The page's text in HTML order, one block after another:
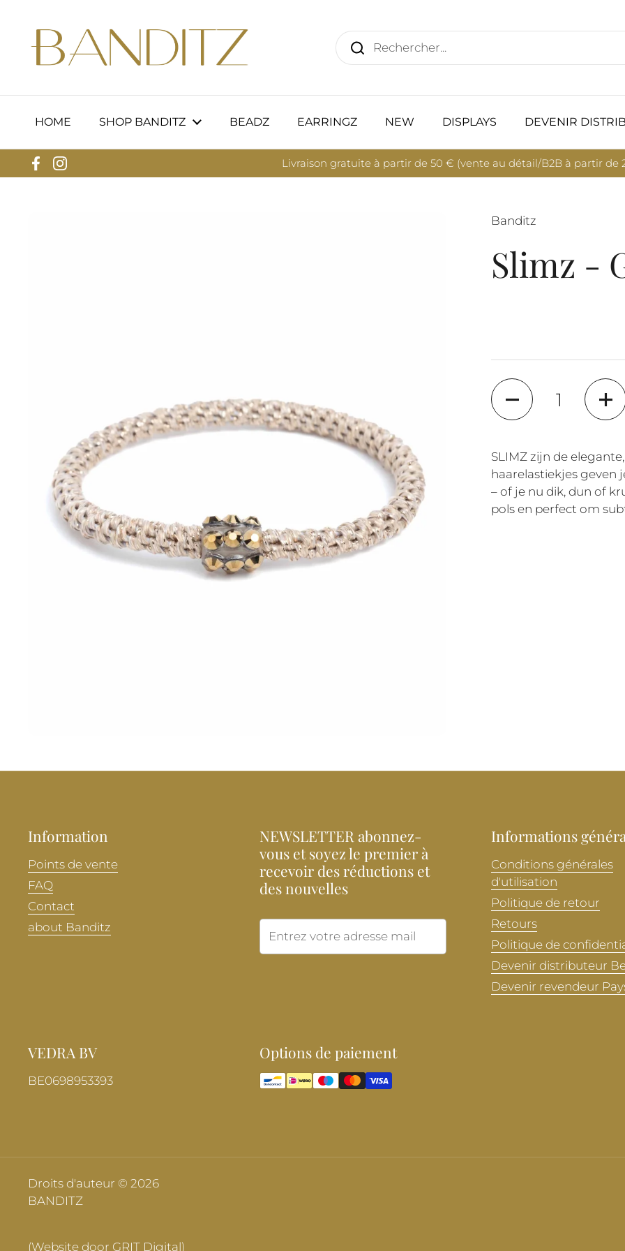
HOME SHOP BANDITZ BEADZ EARRINGZ NEW DISPLAYS DEVENIR
Facebook
Instagram
Livraison gratuite à partir de 50 € (vente au détail/B2B à partir de
Banditz
Slimz -
Quantité
SLIMZ zijn de
haarelastiekjes geven
– of je nu dik, dun of
pols en perfect om
Information
Points de vente
FAQ
Contact
about Banditz
NEWSLETTER abonnez-
vous et soyez le premier à
recevoir des réductions et
des nouvelles
Informations
Conditions générales
d'utilisation
Politique de retour
Retours
Politique de
Devenir distributeur
Devenir revendeur
VEDRA BV
BE0698953393
Options de paiement
Droits d'auteur © 2026
BANDITZ
(Website door GRIT Digital)